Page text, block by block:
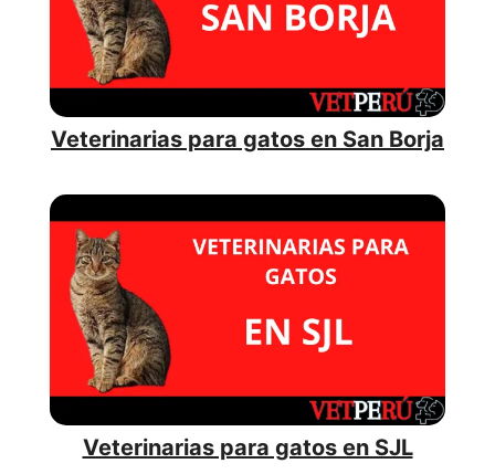
Veterinarias para gatos en San Borja
Veterinarias para gatos en SJL